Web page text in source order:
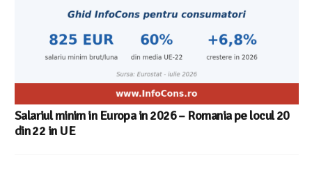
Salariul minim in Europa in 2026 – Romania pe locul 20
din 22 in UE